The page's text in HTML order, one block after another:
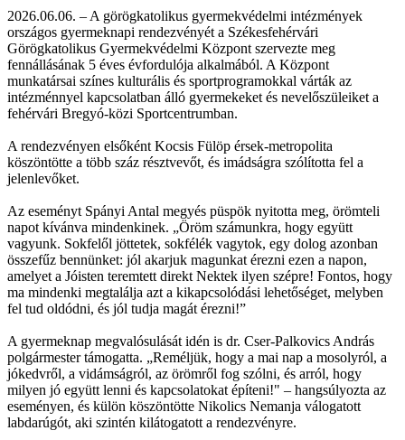
2026.06.06. – A görögkatolikus gyermekvédelmi intézmények
országos gyermeknapi rendezvényét a Székesfehérvári
Görögkatolikus Gyermekvédelmi Központ szervezte meg
fennállásának 5 éves évfordulója alkalmából. A Központ
munkatársai színes kulturális és sportprogramokkal várták az
intézménnyel kapcsolatban álló gyermekeket és nevelőszüleiket a
fehérvári Bregyó-közi Sportcentrumban.
A rendezvényen elsőként Kocsis Fülöp érsek-metropolita
köszöntötte a több száz résztvevőt, és imádságra szólította fel a
jelenlevőket.
Az eseményt Spányi Antal megyés püspök nyitotta meg, örömteli
napot kívánva mindenkinek. „Öröm számunkra, hogy együtt
vagyunk. Sokfelől jöttetek, sokfélék vagytok, egy dolog azonban
összefűz bennünket: jól akarjuk magunkat érezni ezen a napon,
amelyet a Jóisten teremtett direkt Nektek ilyen szépre! Fontos, hogy
ma mindenki megtalálja azt a kikapcsolódási lehetőséget, melyben
fel tud oldódni, és jól tudja magát érezni!”
A gyermeknap megvalósulását idén is dr. Cser-Palkovics András
polgármester támogatta. „Reméljük, hogy a mai nap a mosolyról, a
jókedvről, a vidámságról, az örömről fog szólni, és arról, hogy
milyen jó együtt lenni és kapcsolatokat építeni!" – hangsúlyozta az
eseményen, és külön köszöntötte Nikolics Nemanja válogatott
labdarúgót, aki szintén kilátogatott a rendezvényre.